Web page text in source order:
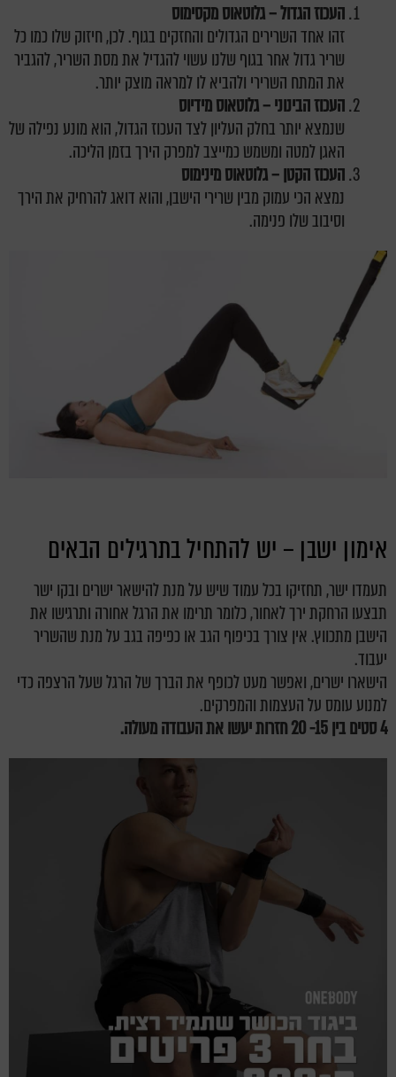
העכוז הגדול – גלוטאוס מקסימוס
זהו אחד השרירים הגדולים והחזקים בגוף. לכן, חיזוק שלו כמו כל
שריר גדול אחר בגוף שלנו עשוי להגדיל את מסת השריר, להגביר
את המתח השרירי ולהביא לו למראה מוצק יותר.
העכוז הבינוני – גלוטאוס מידיוס
שנמצא יותר בחלק העליון לצד העכוז הגדול, הוא מונע נפילה של
האגן למטה ומשמש כמייצב למפרק הירך בזמן הליכה.
העכוז הקטן – גלוטאוס מינימוס
נמצא הכי עמוק מבין שרירי הישבן, והוא דואג להרחיק את הירך
וסיבוב שלו פנימה.
אימון ישבן – יש להתחיל בתרגילים הבאים
תעמדו ישר, תחזיקו בכל עמוד שיש על מנת להישאר ישרים ובקו ישר
תבצעו הרחקת ירך לאחור, כלומר תרימו את הרגל אחורה ותרגישו את
הישבן מתכווץ. אין צורך בכיפוף הגב או כפיפה בגב על מנת שהשריר
יעבוד.
הישארו ישרים, ואפשר מעט לכופף את הברך של הרגל שעל הרצפה כדי
למנוע עומס על העצמות והמפרקים.
4 סטים בין 15- 20 חזרות יעשו את העבודה מעולה.